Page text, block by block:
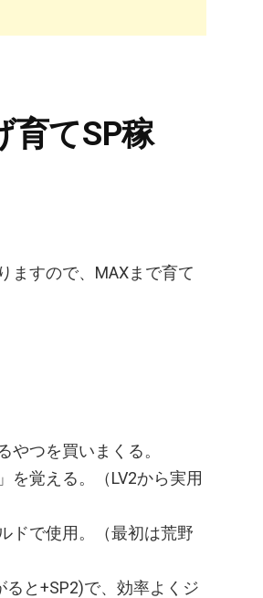
育てSP稼
ますので、MAXまで育て
やつを買いまくる。
を覚える。（LV2から実用
ドで使用。（最初は荒野
と+SP2)で、効率よくジ